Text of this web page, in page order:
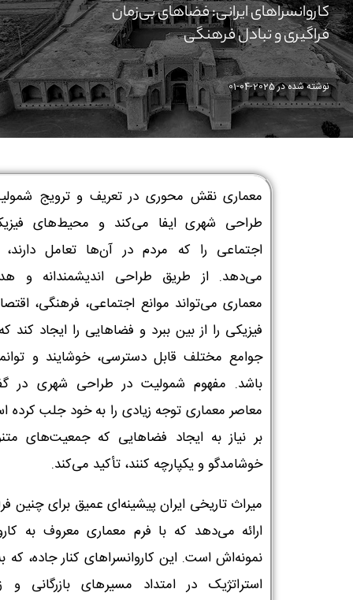
کاروانسراهای ایرانی: فضاهای بی‌زمان
فراگیری و تبادل فرهنگی
نوشته شده در2025-04-01
معماری نقش محوری در تعریف و ترویج
طراحی شهری ایفا می‌کند و محیط‌های
اجتماعی را که مردم در آن‌ها تعامل
می‌دهد. از طریق طراحی اندیشمندانه و
معماری می‌تواند موانع اجتماعی، فرهنگی،
فیزیکی را از بین ببرد و فضاهایی را ایجاد کند
جوامع مختلف قابل دسترسی، خوشایند و
باشد. مفهوم شمولیت در طراحی شهری در
معاصر معماری توجه زیادی را به خود جلب کرده
بر نیاز به ایجاد فضاهایی که جمعیت‌های
خوشامدگو و یکپارچه کنند، تأکید می‌کند.
میراث تاریخی ایران پیشینه‌ای عمیق برای چنین
ارائه می‌دهد که با فرم معماری معروف به
نمونه‌اش است. این کاروانسراهای کنار جاده، که
استراتژیک در امتداد مسیرهای بازرگانی و